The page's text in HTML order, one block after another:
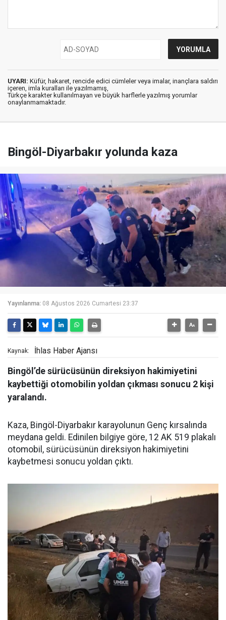
UYARI: Küfür, hakaret, rencide edici cümleler veya imalar, inançlara saldırı
içeren, imla kuralları ile yazılmamış,
Türkçe karakter kullanılmayan ve büyük harflerle yazılmış yorumlar
onaylanmamaktadır.
Bingöl-Diyarbakır yolunda kaza
Yayınlanma: 08 Ağustos 2026 Cumartesi 23:37
Kaynak: İhlas Haber Ajansı
Bingöl’de sürücüsünün direksiyon hakimiyetini
kaybettiği otomobilin yoldan çıkması sonucu 2 kişi
yaralandı.
Kaza, Bingöl-Diyarbakır karayolunun Genç kırsalında
meydana geldi. Edinilen bilgiye göre, 12 AK 519 plakalı
otomobil, sürücüsünün direksiyon hakimiyetini
kaybetmesi sonucu yoldan çıktı.